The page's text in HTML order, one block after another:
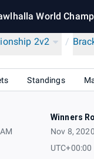
2v2 /
Standings
Winners
Nov 8,
UTC+00:00